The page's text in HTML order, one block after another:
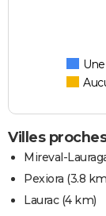
Villes
Mireval-
Pexiora (3.8
Laurac(4 km)